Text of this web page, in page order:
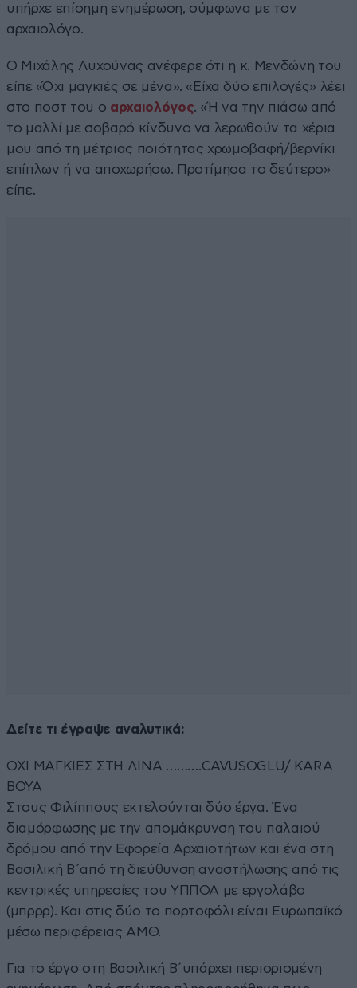
υπήρχε επίσημη ενημέρωση, σύμφωνα με τον
αρχαιολόγο.
Ο Μιχάλης Λυχούνας ανέφερε ότι η κ. Μενδώνη του
είπε «Όχι μαγκιές σε μένα». «Είχα δύο επιλογές» λέει
στο ποστ του ο αρχαιολόγος. «Ή να την πιάσω από
το μαλλί με σοβαρό κίνδυνο να λερωθούν τα χέρια
μου από τη μέτριας ποιότητας χρωμοβαφή/βερνίκι
επίπλων ή να αποχωρήσω. Προτίμησα το δεύτερο»
είπε.
Δείτε τι έγραψε αναλυτικά:
ΟΧΙ ΜΑΓΚΙΕΣ ΣΤΗ ΛΙΝΑ ……….CAVUSOGLU/ KARA
BOYA
Στους Φιλίππους εκτελούνται δύο έργα. Ένα
διαμόρφωσης με την απομάκρυνση του παλαιού
δρόμου από την Εφορεία Αρχαιοτήτων και ένα στη
Βασιλική Β΄από τη διεύθυνση αναστήλωσης από τις
κεντρικές υπηρεσίες του ΥΠΠΟΑ με εργολάβο
(μπρρρ). Και στις δύο το πορτοφόλι είναι Ευρωπαϊκό
μέσω περιφέρειας ΑΜΘ.
Για το έργο στη Βασιλική Β΄υπάρχει περιορισμένη